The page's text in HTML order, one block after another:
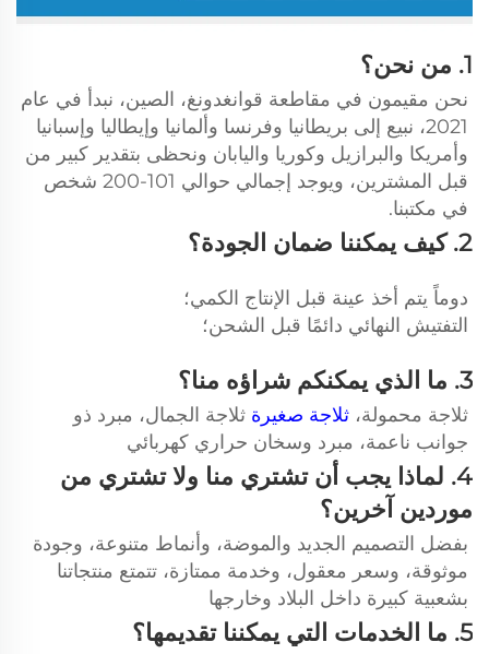
1. من نحن؟
في مكتبنا.
2. كيف يمكننا ضمان الجودة؟
دوماً يتم أخذ عينة قبل الإنتاج الكمي؛
التفتيش النهائي دائمًا قبل الشحن؛
3. ما الذي يمكنكم شراؤه منا؟
ثلاجة محمولة، ثلاجة صغيرة
جوانب ناعمة، مبرد وسخان حراري كهربائي
موردين آخرين؟
بشعبية كبيرة داخل البلاد وخارجها
5. ما الخدمات التي يمكننا تقديمها؟